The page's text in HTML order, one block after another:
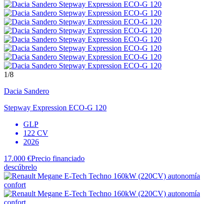
1/8
Dacia Sandero
Stepway Expression ECO-G 120
GLP
122 CV
2026
17.000 €Precio financiado
descúbrelo